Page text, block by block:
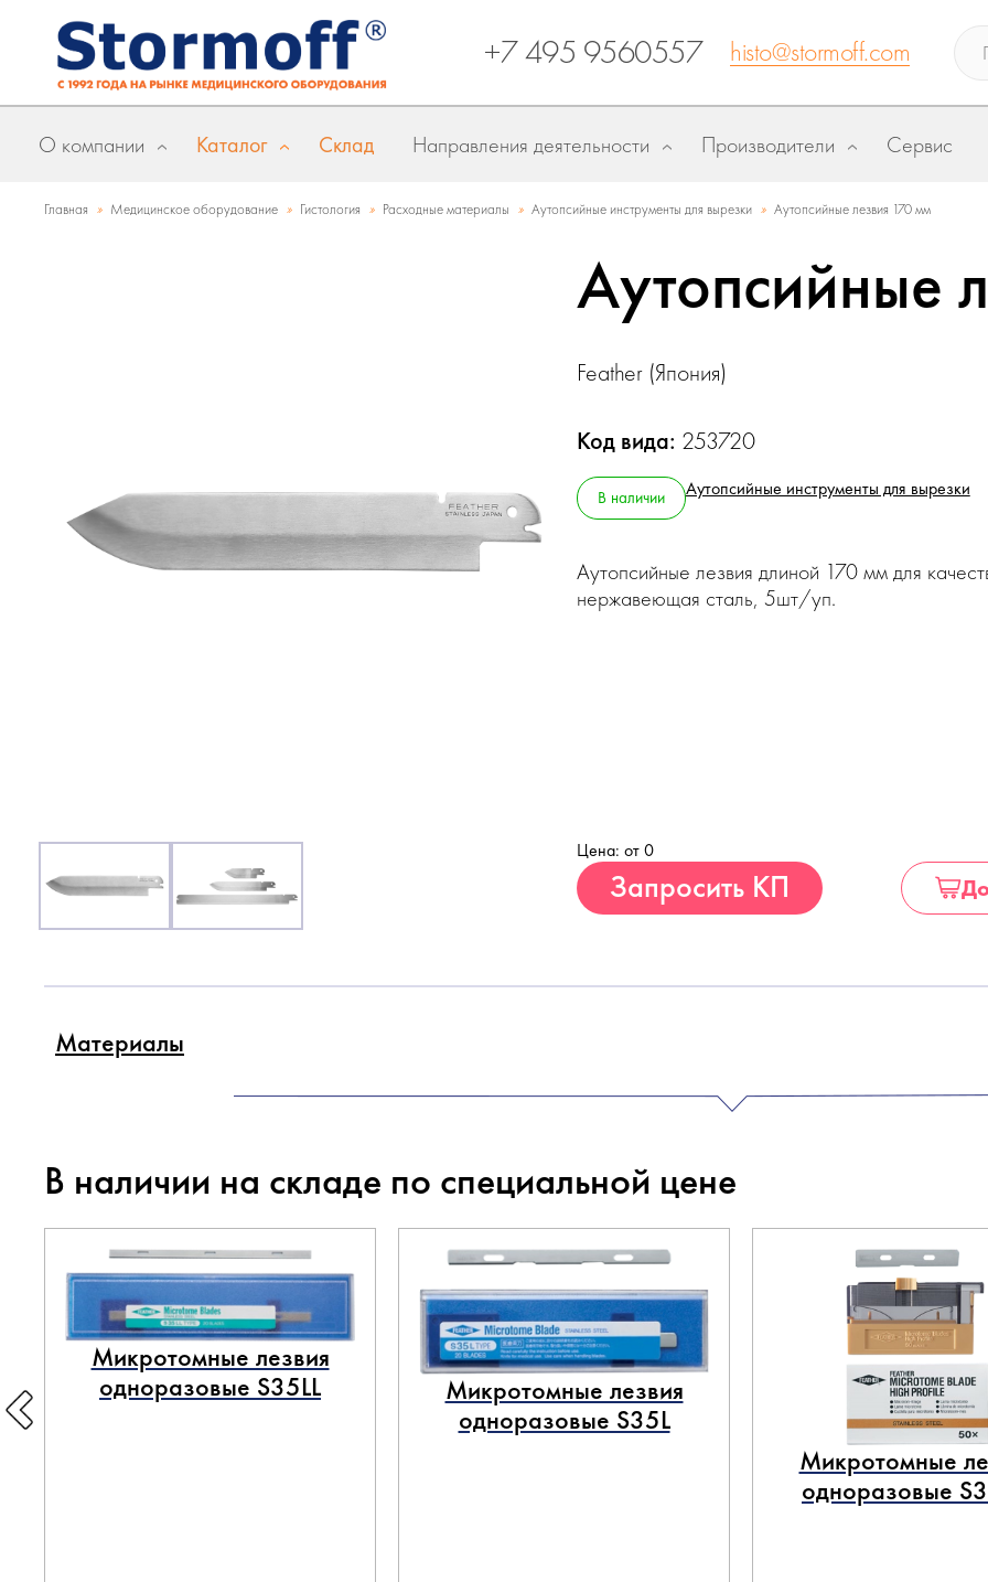
+7 495 9560557 histo@stormoff.com
О компании Каталог Склад Направления деятельности Производители Сервис
Главная » Медицинское оборудование » Гистология » Расходные материалы » Аутопсийные инструменты для вырезки » Аутопсийные лезвия 170 мм
Аутопсийные
Feather (Япония)
Код вида: 253720
В наличии Аутопсийные инструменты для вырезки
Аутопсийные лезвия длиной 170 мм для
нержавеющая сталь, 5шт/уп.
Цена: от 0
Запросить КП
Материалы
В наличии на складе по специальной цене
Микротомные лезвия
одноразовые S35LL
Микротомные лезвия
одноразовые S35L
Микротомные
одноразовые